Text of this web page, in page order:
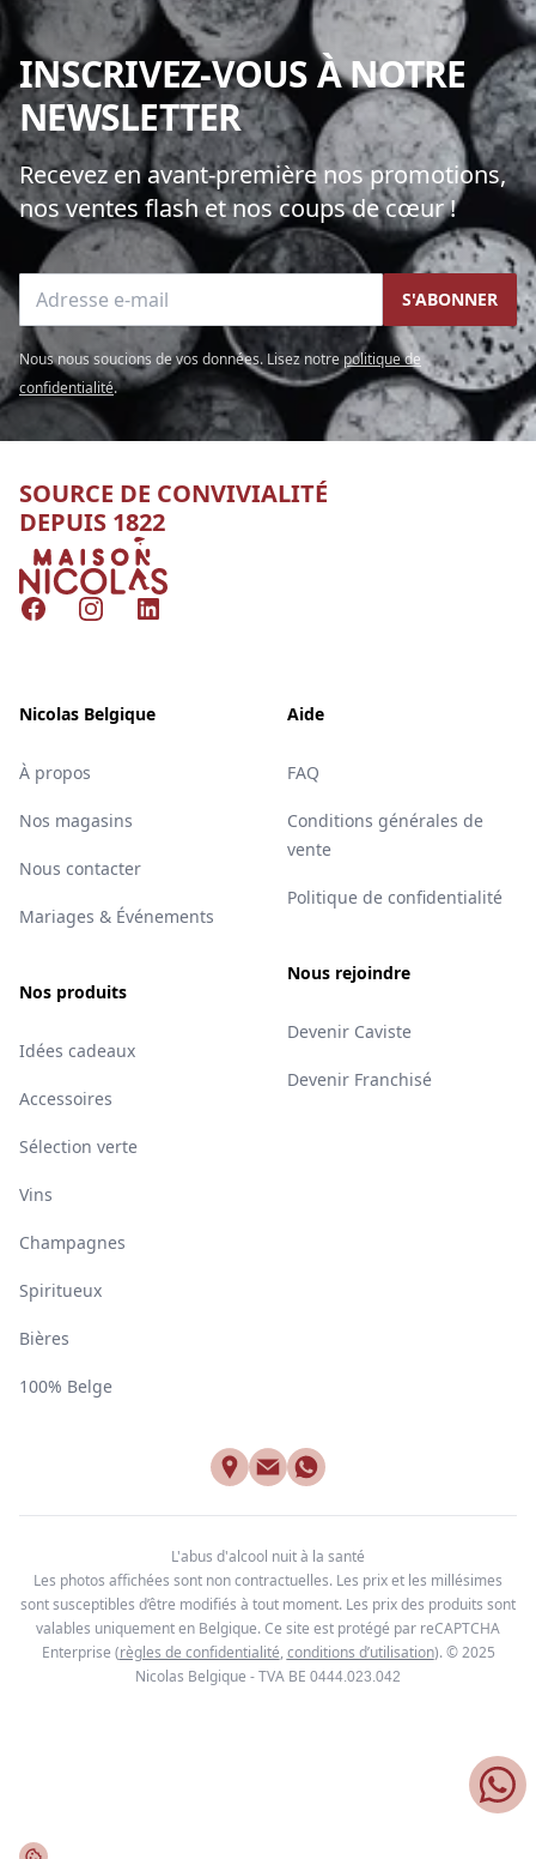
INSCRIVEZ-VOUS À NOTRE
NEWSLETTER
Recevez en avant-première nos promotions,
nos ventes flash et nos coups de cœur !
Adresse e-mail S'ABONNER
Nous nous soucions de vos données. Lisez notre politique de
confidentialité.
SOURCE DE CONVIVIALITÉ
DEPUIS 1822
Nicolas
FacebookInstagramLinkedIn
Nicolas Belgique
À propos
Nos magasins
Nous contacter
Mariages & Événements
Nos produits
Idées cadeaux
Accessoires
Sélection verte
Vins
Champagnes
Spiritueux
Bières
100% Belge
Aide
FAQ
Conditions générales de
vente
Politique de confidentialité
Nous rejoindre
Devenir Caviste
Devenir Franchisé
L'abus d'alcool nuit à la santé
Les photos affichées sont non contractuelles. Les prix et les millésimes
sont susceptibles d’être modifiés à tout moment. Les prix des produits sont
valables uniquement en Belgique. Ce site est protégé par reCAPTCHA
Enterprise (règles de confidentialité, conditions d’utilisation). © 2025
Nicolas Belgique - TVA BE 0444.023.042